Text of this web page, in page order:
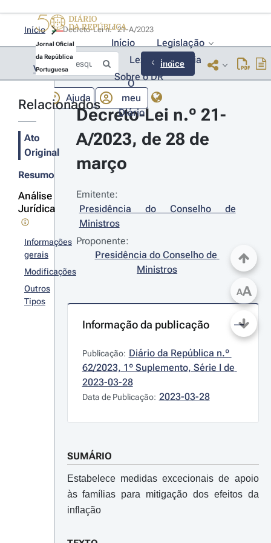
Jornal Oficial
da República
Portuguesa
Início
Legislação
Lexionário
Lia
Sobre o DR
Ajuda
O
meu
Diário
Início
Voltar Índice
Relacionados
Ato
Original
Resumo
Análise
Jurídica
Informações
gerais
Modificações
Outros
Tipos
Decreto-Lei n.º 21-
A/2023, de 28 de
março
Emitente:
Presidência do Conselho de
Ministros
Proponente:
Presidência do Conselho de
Ministros
Informação da publicação
Publicação: Diário da República n.º
62/2023, 1º Suplemento, Série I de
2023-03-28
Data de Publicação: 2023-03-28
SUMÁRIO
Estabelece medidas excecionais de apoio
às famílias para mitigação dos efeitos da
inflação
AA